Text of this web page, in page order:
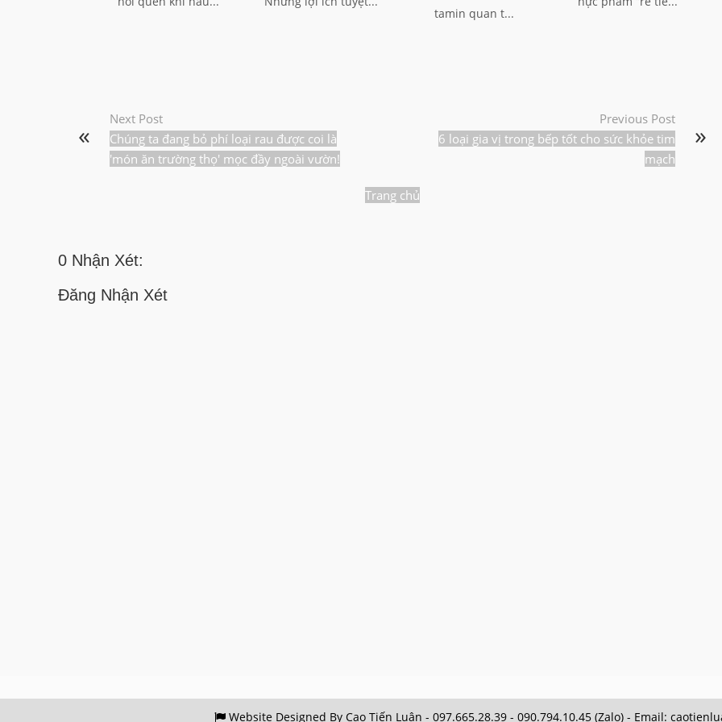
tamin quan t...
Next Post
Chúng ta đang bỏ phí loại rau được coi là
'món ăn trường thọ' mọc đầy ngoài vườn!
Previous Post
6 loại gia vị trong bếp tốt cho sức khỏe tim
mạch
Trang chủ
0 Nhận Xét:
Đăng Nhận Xét
Website Designed By Cao Tiến Luận - 097.665.28.39 - 090.794.10.45 (Zalo) - Email: